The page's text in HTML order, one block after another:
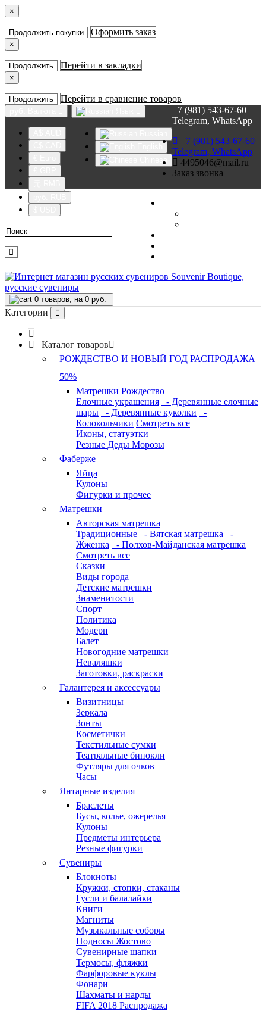
×
Продолжить покупки Оформить заказ
×
Продолжить Перейти в закладки
×
Продолжить Перейти в сравнение товаров
Chinese
+7 (981) 543-67-60
Telegram, WhatsApp
+7 (981) 543-67-60
Telegram, WhatsApp
4495046@mail.ru
Заказ звонка
0 товаров, на 0 руб.
Категории
Каталог товаров
РОЖДЕСТВО И НОВЫЙ ГОД РАСПРОДАЖА
50%
Матрешки Рождество
Елочные украшения
- Деревянные елочные
шары
- Деревянные куколки
-
Колокольчики Смотреть все
Иконы, статуэтки
Резные Деды Морозы
Фаберже
Яйца
Кулоны
Фигурки и прочее
Матрешки
Авторская матрешка
Традиционные
- Вятская матрешка
-
Жженка
- Полхов-Майданская матрешка
Смотреть все
Сказки
Виды города
Детские матрешки
Знаменитости
Спорт
Политика
Модерн
Балет
Новогодние матрешки
Неваляшки
Заготовки, раскраски
Галантерея и аксессуары
Визитницы
Зеркала
Зонты
Косметички
Текстильные сумки
Театральные бинокли
Футляры для очков
Часы
Янтарные изделия
Браслеты
Бусы, колье, ожерелья
Кулоны
Предметы интерьера
Резные фигурки
Сувениры
Блокноты
Кружки, стопки, стаканы
Гусли и балалайки
Книги
Магниты
Музыкальные соборы
Подносы Жостово
Сувенирные шапки
Термосы, фляжки
Фарфоровые куклы
Фонари
Шахматы и нарды
FIFA 2018 Распродажа